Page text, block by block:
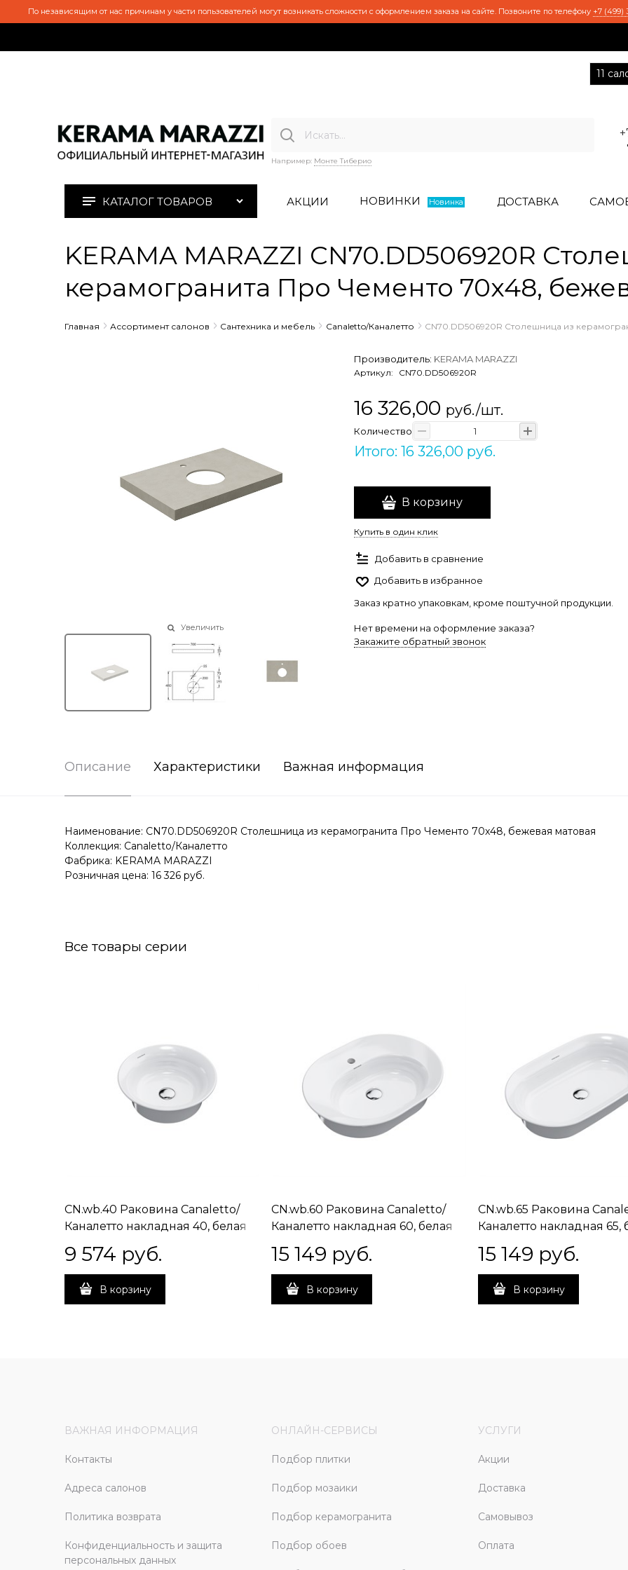
По независящим от нас причинам у части пользователей могут возникать сложности с оформлением заказа на сайте. Позвоните по телефону +7 (499)
11
Например: Монте Тиберио
КАТАЛОГ ТОВАРОВ АКЦИИ НОВИНКИ Новинка ДОСТАВКА
KERAMA MARAZZI CN70.DD506920R
керамогранита Про Чементо 70x48,
Главная Ассортимент салонов Сантехника и мебель Canaletto/Каналетто CN70.DD506920R Столешница из
Увеличить
Производитель: KERAMA MARAZZI
Артикул: CN70.DD506920R
16 326,00 руб./шт.
Количество
Итого: 16 326,00 руб.
В корзину
Купить в один клик
Добавить в сравнение
Добавить в избранное
Заказ кратно упаковкам, кроме поштучной продукции.
Нет времени на оформление заказа?
Закажите обратный звонок
Описание Характеристики Важная информация
Наименование: CN70.DD506920R Столешница из керамогранита Про Чементо 70x48, бежевая матовая
Коллекция: Canaletto/Каналетто
Фабрика: KERAMA MARAZZI
Розничная цена: 16 326 руб.
Все товары серии
CN.wb.40 Раковина Canaletto/
Каналетто накладная 40, белая
9 574 руб.
В корзину
CN.wb.60 Раковина Canaletto/
Каналетто накладная 60, белая
15 149 руб.
В корзину
CN.wb.65 Раковина
Каналетто накладная 65,
15 149 руб.
В корзину
ВАЖНАЯ ИНФОРМАЦИЯ
Контакты
Адреса салонов
Политика возврата
Конфиденциальность и защита
персональных данных
ОНЛАЙН-СЕРВИСЫ
Подбор плитки
Подбор мозаики
Подбор керамогранита
Подбор обоев
УСЛУГИ
Акции
Доставка
Самовывоз
Оплата